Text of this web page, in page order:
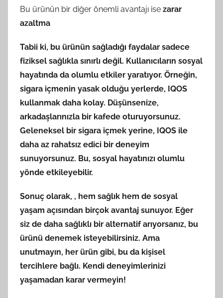
Bu ürünün bir diğer önemli avantajı ise zarar
azaltma
Tabii ki, bu ürünün sağladığı faydalar sadece
fiziksel sağlıkla sınırlı değil. Kullanıcıların sosyal
hayatında da olumlu etkiler yaratıyor. Örneğin,
sigara içmenin yasak olduğu yerlerde, IQOS
kullanmak daha kolay. Düşünsenize,
arkadaşlarınızla bir kafede oturuyorsunuz.
Geleneksel bir sigara içmek yerine, IQOS ile
daha az rahatsız edici bir deneyim
sunuyorsunuz. Bu, sosyal hayatınızı olumlu
yönde etkileyebilir.
Sonuç olarak, , hem sağlık hem de sosyal
yaşam açısından birçok avantaj sunuyor. Eğer
siz de daha sağlıklı bir alternatif arıyorsanız, bu
ürünü denemek isteyebilirsiniz. Ama
unutmayın, her ürün gibi, bu da kişisel
tercihlere bağlı. Kendi deneyimlerinizi
yaşamadan karar vermeyin!